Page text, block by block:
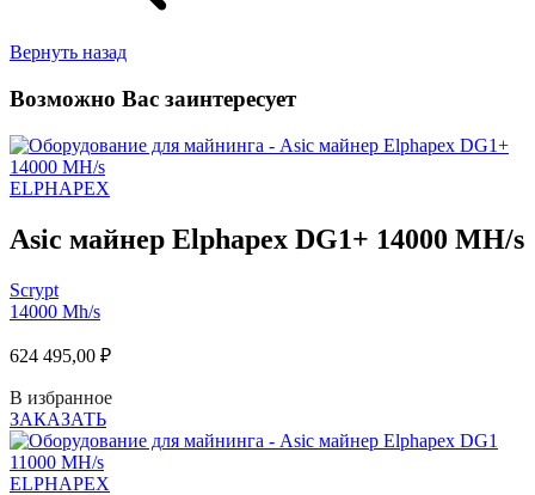
Вернуть назад
Возможно Вас заинтересует
ELPHAPEX
Asic майнер Elphapex DG1+ 14000 MH/s
Scrypt
14000 Mh/s
624 495,00 ₽
В избранное
ЗАКАЗАТЬ
ELPHAPEX